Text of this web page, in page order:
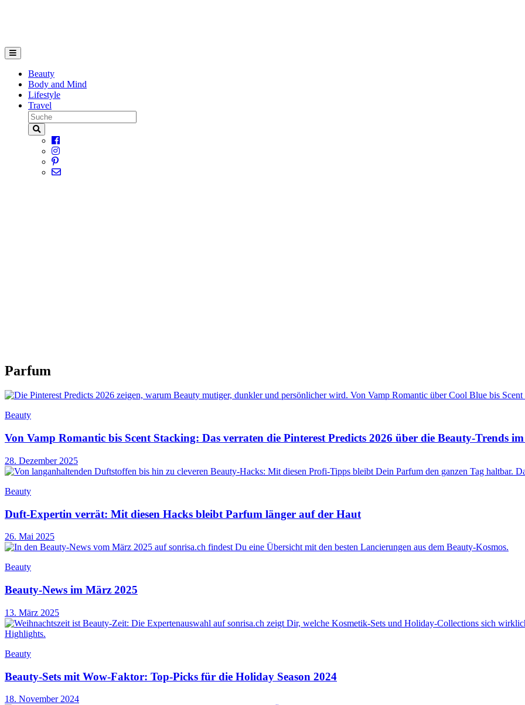
Beauty
Body and Mind
Lifestyle
Travel
Parfum
Beauty
Von Vamp Romantic bis Scent Stacking: Das verraten die Pinterest Predicts 2026 über die Beauty-Trends
28. Dezember 2025
Beauty
Duft-Expertin verrät: Mit diesen Hacks bleibt Parfum länger auf der Haut
26. Mai 2025
Beauty
Beauty-News im März 2025
13. März 2025
Beauty
Beauty-Sets mit Wow-Faktor: Top-Picks für die Holiday Season 2024
18. November 2024